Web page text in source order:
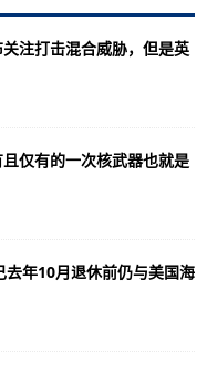
注打击混合威胁，但是英
仅有的一次核武器也就是
年10月退休前仍与美国海